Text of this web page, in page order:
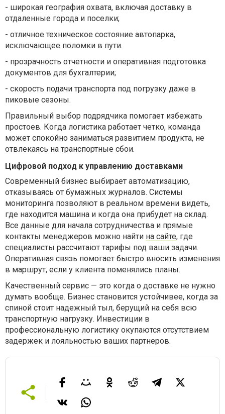
- широкая география охвата, включая доставку в
отдаленные города и поселки;
- отличное техническое состояние автопарка,
исключающее поломки в пути.
- прозрачность отчетности и оперативная подготовка
документов для бухгалтерии;
- скорость подачи транспорта под погрузку даже в
пиковые сезоны.
Правильный выбор подрядчика помогает избежать
простоев. Когда логистика работает четко, команда
может спокойно заниматься развитием продукта, не
отвлекаясь на транспортные сбои.
Цифровой подход к управлению доставками
Современный бизнес выбирает автоматизацию,
отказываясь от бумажных журналов. Системы
мониторинга позволяют в реальном времени видеть,
где находится машина и когда она прибудет на склад.
Все данные для начала сотрудничества и прямые
контакты менеджеров можно найти на сайте, где
специалисты рассчитают тарифы под ваши задачи.
Оперативная связь помогает быстро вносить изменения
в маршрут, если у клиента поменялись планы.
Качественный сервис — это когда о доставке не нужно
думать вообще. Бизнес становится устойчивее, когда за
спиной стоит надежный тыл, берущий на себя всю
транспортную нагрузку. Инвестиции в
профессиональную логистику окупаются отсутствием
задержек и лояльностью ваших партнеров.